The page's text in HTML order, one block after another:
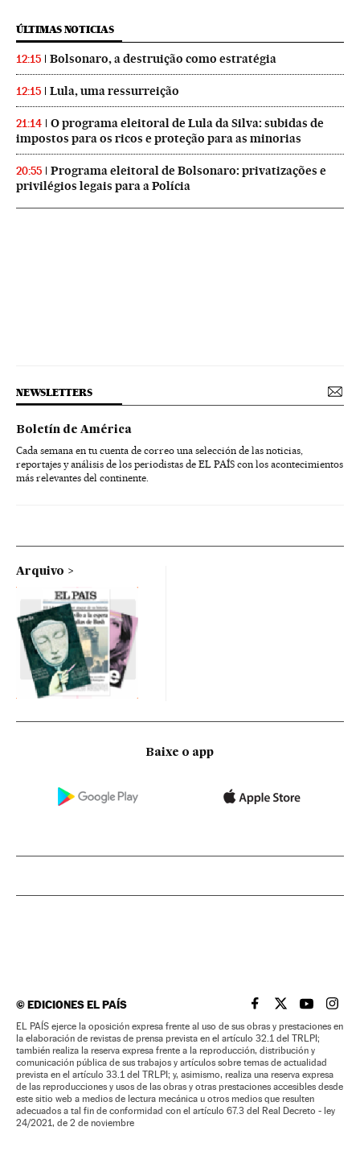
ÚLTIMAS NOTICIAS
12:15 Bolsonaro, a destruição como estratégia
12:15 Lula, uma ressurreição
21:14
O programa eleitoral de Lula da Silva: subidas de
impostos para os ricos e proteção para as minorias
20:55
Programa eleitoral de Bolsonaro: privatizações e
privilégios legais para a Polícia
NEWSLETTERS
Boletín de América
Cada semana en tu cuenta de correo una selección de las noticias,
reportajes y análisis de los periodistas de EL PAÍS con los acontecimientos
más relevantes del continente.
Arquivo
Baixe o app
©EDICIONES EL PAÍS EL PAÍS BRASIL EN
EL PAÍSEL PAÍS
EL
EL PAÍS ejerce la oposición expresa frente al uso de sus obras y prestaciones en
la elaboración de revistas de prensa prevista en el artículo 32.1 del TRLPI;
también realiza la reserva expresa frente a la reproducción, distribución y
comunicación pública de sus trabajos y artículos sobre temas de actualidad
prevista en el artículo 33.1 del TRLPI; y, asimismo, realiza una reserva expresa
de las reproducciones y usos de las obras y otras prestaciones accesibles desde
este sitio web a medios de lectura mecánica u otros medios que resulten
adecuados a tal fin de conformidad con el artículo 67.3 del Real Decreto - ley
24/2021, de 2 de noviembre